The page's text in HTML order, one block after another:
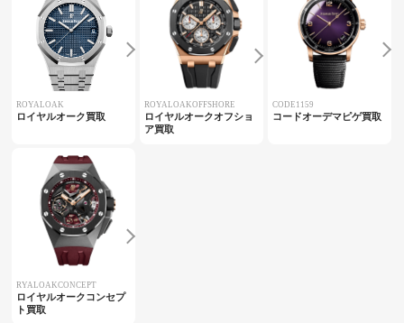
ROYALOAK
ロイヤルオーク買取
ROYALOAKOFFSHORE
ロイヤルオークオフショ
ア買取
CODE1159
コードオーデマピゲ買取
RYALOAKCONCEPT
ロイヤルオークコンセプ
ト買取